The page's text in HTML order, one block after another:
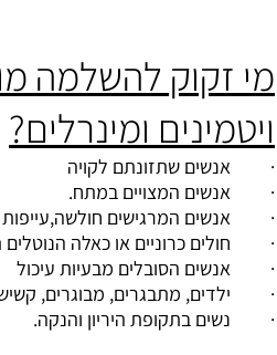
מי זקוק להשלמה
ויטמינים ומינרלים?
· אנשים שתזונתם לקויה
· אנשים המצויים במתח.
· אנשים המרגישים חולשה,עייפות
· חולים כרוניים או כאלה הנוטלים
· אנשים הסובלים מבעיות עיכול
· ילדים, מתבגרים, מבוגרים,
· נשים בתקופת היריון והנקה.